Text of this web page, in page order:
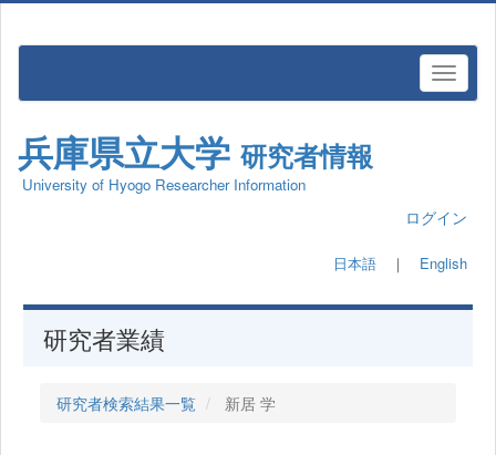
兵庫県立大学 研究者情報
University of Hyogo Researcher Information
ログイン
日本語 ｜ English
研究者業績
研究者検索結果一覧 新居 学